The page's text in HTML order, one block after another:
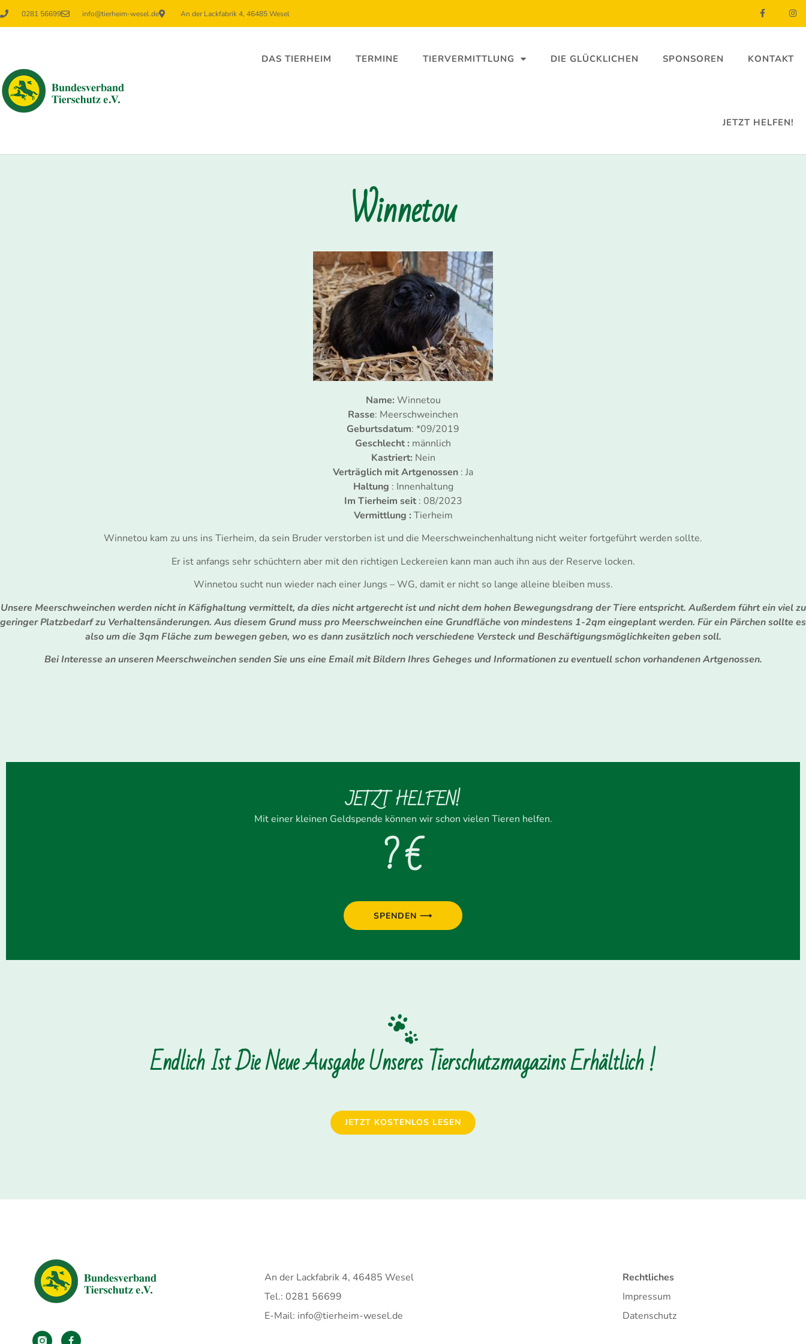
0281 56699 info@tierheim-wesel.de An der Lackfabrik 4, 46485 Wesel
DAS TIERHEIM TERMINE TIERVERMITTLUNG DIE GLÜCKLICHEN SPONSOREN KONTAKT
JETZT HELFEN!
Winnetou
Name: Winnetou
Rasse: Meerschweinchen
Geburtsdatum: *09/2019
Geschlecht : männlich
Kastriert: Nein
Verträglich mit Artgenossen : Ja
Haltung : Innenhaltung
Im Tierheim seit: 08/2023
Vermittlung : Tierheim
Winnetou kam zu uns ins Tierheim, da sein Bruder verstorben ist und die Meerschweinchenhaltung nicht weiter fortgeführt werden sollte.
Er ist anfangs sehr schüchtern aber mit den richtigen Leckereien kann man auch ihn aus der Reserve locken.
Winnetou sucht nun wieder nach einer Jungs – WG, damit er nicht so lange alleine bleiben muss.
Unsere Meerschweinchen werden nicht in Käfighaltung vermittelt, da dies nicht artgerecht ist und nicht dem hohen Bewegungsdrang der Tiere entspricht. Außerdem führt ein viel zu
geringer Platzbedarf zu Verhaltensänderungen. Aus diesem Grund muss pro Meerschweinchen eine Grundfläche von mindestens 1-2qm eingeplant werden. Für ein Pärchen sollte es
also um die 3qm Fläche zum bewegen geben, wo es dann zusätzlich noch verschiedene Versteck und Beschäftigungsmöglichkeiten geben soll.
Bei Interesse an unseren Meerschweinchen senden Sie uns eine Email mit Bildern Ihres Geheges und Informationen zu eventuell schon vorhandenen Artgenossen.
JETZT HELFEN!
Mit einer kleinen Geldspende können wir schon vielen Tieren helfen.
? €
SPENDEN ⟶
Endlich Ist Die Neue Ausgabe Unseres Tierschutzmagazins Erhältlich !
JETZT KOSTENLOS LESEN
An der Lackfabrik 4, 46485 Wesel
Tel.: 0281 56699
E-Mail: info@tierheim-wesel.de
Rechtliches
Impressum
Datenschutz